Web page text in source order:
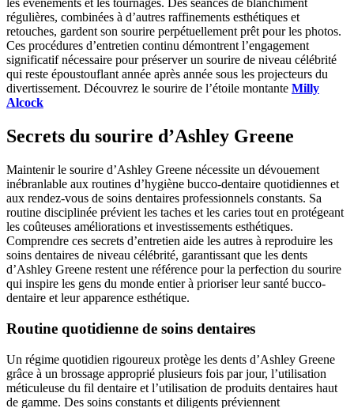
les événements et les tournages. Des séances de blanchiment
régulières, combinées à d’autres raffinements esthétiques et
retouches, gardent son sourire perpétuellement prêt pour les photos.
Ces procédures d’entretien continu démontrent l’engagement
significatif nécessaire pour préserver un sourire de niveau célébrité
qui reste époustouflant année après année sous les projecteurs du
divertissement. Découvrez le sourire de l’étoile montante Milly
Alcock
Secrets du sourire d’Ashley Greene
Maintenir le sourire d’Ashley Greene nécessite un dévouement
inébranlable aux routines d’hygiène bucco-dentaire quotidiennes et
aux rendez-vous de soins dentaires professionnels constants. Sa
routine disciplinée prévient les taches et les caries tout en protégeant
les coûteuses améliorations et investissements esthétiques.
Comprendre ces secrets d’entretien aide les autres à reproduire les
soins dentaires de niveau célébrité, garantissant que les dents
d’Ashley Greene restent une référence pour la perfection du sourire
qui inspire les gens du monde entier à prioriser leur santé bucco-
dentaire et leur apparence esthétique.
Routine quotidienne de soins dentaires
Un régime quotidien rigoureux protège les dents d’Ashley Greene
grâce à un brossage approprié plusieurs fois par jour, l’utilisation
méticuleuse du fil dentaire et l’utilisation de produits dentaires haut
de gamme. Des soins constants et diligents préviennent